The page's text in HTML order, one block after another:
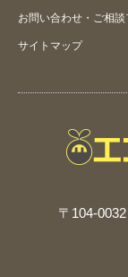
お問い合わせ・ご相談
サイトマップ
〒104-